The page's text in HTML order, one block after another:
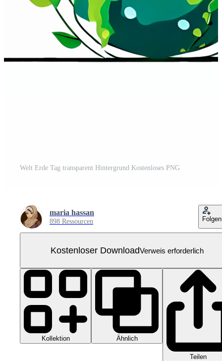
Welt Erde Tag transparent Hintergrund Kostenloses PNG
maria hassan
898 Ressourcen Folgen
Kostenloser DownloadVerweis erforderlich
Kollektion Ähnlich
Teilen